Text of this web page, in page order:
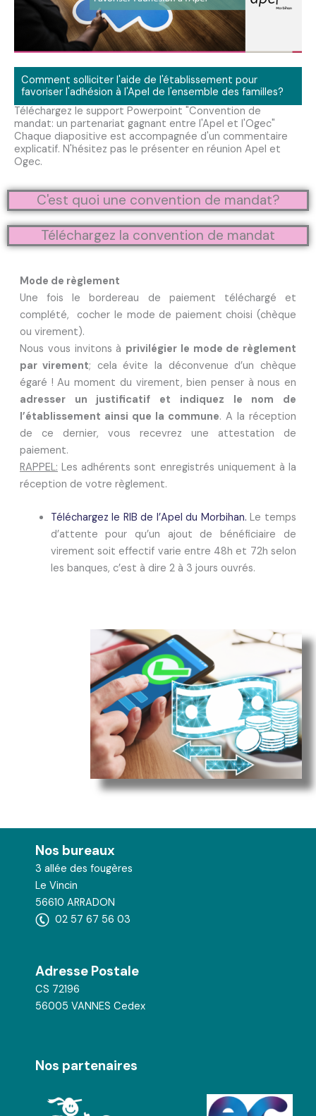
Comment solliciter l'aide de l'établissement pour
favoriser l'adhésion à l'Apel de l'ensemble des familles?
Téléchargez le support Powerpoint "Convention de
mandat: un partenariat gagnant entre l'Apel et l'Ogec"
Chaque diapositive est accompagnée d'un commentaire
explicatif. N'hésitez pas le présenter en réunion Apel et
Ogec.
C'est quoi une convention de mandat?
Téléchargez la convention de mandat
Mode de règlement
Une fois le bordereau de paiement téléchargé et
complété, cocher le mode de paiement choisi (chèque
ou virement).
Nous vous invitons à privilégier le mode de règlement
par virement; cela évite la déconvenue d’un chèque
égaré ! Au moment du virement, bien penser à nous en
adresser un justificatif et indiquez le nom de
l’établissement ainsi que la commune. A la réception
de ce dernier, vous recevrez une attestation de
paiement.
RAPPEL: Les adhérents sont enregistrés uniquement à la
réception de votre règlement.
Téléchargez le RIB de l’Apel du Morbihan. Le temps
d’attente pour qu’un ajout de bénéficiaire de
virement soit effectif varie entre 48h et 72h selon
les banques, c’est à dire 2 à 3 jours ouvrés.
Nos bureaux
3 allée des fougères
Le Vincin
56610 ARRADON
02 57 67 56 03
Adresse Postale
CS 72196
56005 VANNES Cedex
Nos partenaires